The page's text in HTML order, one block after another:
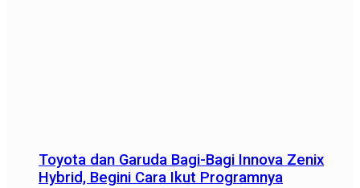
Toyota dan Garuda Bagi-Bagi Innova Zenix
Hybrid, Begini Cara Ikut Programnya